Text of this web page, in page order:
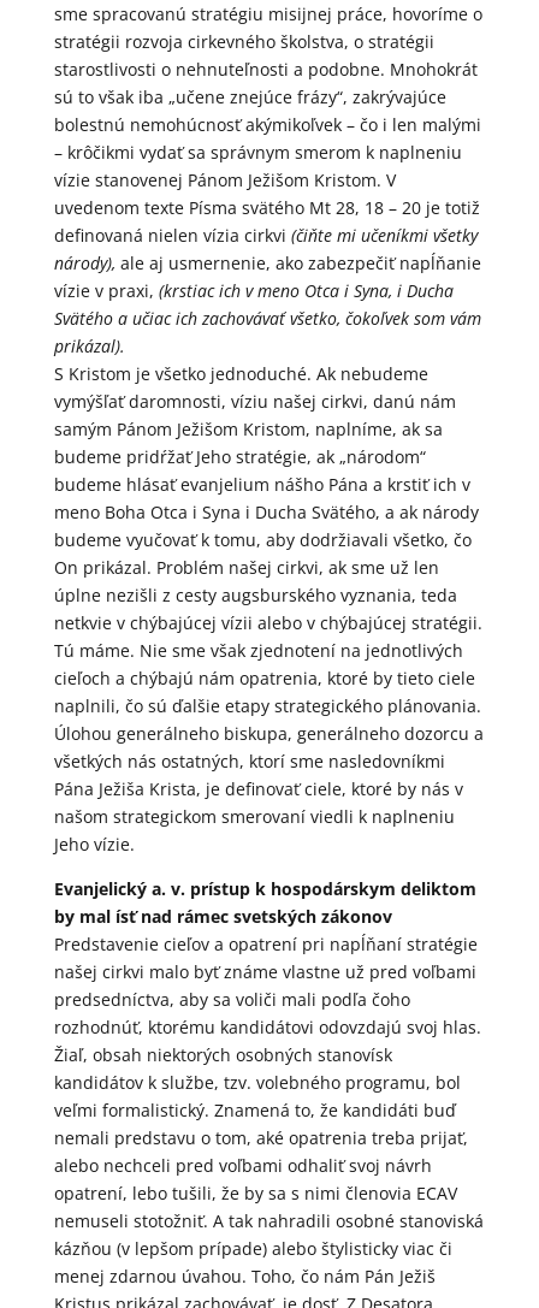
sme spracovanú stratégiu misijnej práce, hovoríme o
stratégii rozvoja cirkevného školstva, o stratégii
starostlivosti o nehnuteľnosti a podobne. Mnohokrát
sú to však iba „učene znejúce frázy“, zakrývajúce
bolestnú nemohúcnosť akýmikoľvek – čo i len malými
– krôčikmi vydať sa správnym smerom k naplneniu
vízie stanovenej Pánom Ježišom Kristom. V
uvedenom texte Písma svätého Mt 28, 18 – 20 je totiž
definovaná nielen vízia cirkvi (čiňte mi učeníkmi všetky
národy), ale aj usmernenie, ako zabezpečiť napĺňanie
vízie v praxi, (krstiac ich v meno Otca i Syna, i Ducha
Svätého a učiac ich zachovávať všetko, čokoľvek som vám
prikázal).
S Kristom je všetko jednoduché. Ak nebudeme
vymýšľať daromnosti, víziu našej cirkvi, danú nám
samým Pánom Ježišom Kristom, naplníme, ak sa
budeme pridŕžať Jeho stratégie, ak „národom“
budeme hlásať evanjelium nášho Pána a krstiť ich v
meno Boha Otca i Syna i Ducha Svätého, a ak národy
budeme vyučovať k tomu, aby dodržiavali všetko, čo
On prikázal. Problém našej cirkvi, ak sme už len
úplne nezišli z cesty augsburského vyznania, teda
netkvie v chýbajúcej vízii alebo v chýbajúcej stratégii.
Tú máme. Nie sme však zjednotení na jednotlivých
cieľoch a chýbajú nám opatrenia, ktoré by tieto ciele
naplnili, čo sú ďalšie etapy strategického plánovania.
Úlohou generálneho biskupa, generálneho dozorcu a
všetkých nás ostatných, ktorí sme nasledovníkmi
Pána Ježiša Krista, je definovať ciele, ktoré by nás v
našom strategickom smerovaní viedli k naplneniu
Jeho vízie.
Evanjelický a. v. prístup k hospodárskym deliktom
by mal ísť nad rámec svetských zákonov
Predstavenie cieľov a opatrení pri napĺňaní stratégie
našej cirkvi malo byť známe vlastne už pred voľbami
predsedníctva, aby sa voliči mali podľa čoho
rozhodnúť, ktorému kandidátovi odovzdajú svoj hlas.
Žiaľ, obsah niektorých osobných stanovísk
kandidátov k službe, tzv. volebného programu, bol
veľmi formalistický. Znamená to, že kandidáti buď
nemali predstavu o tom, aké opatrenia treba prijať,
alebo nechceli pred voľbami odhaliť svoj návrh
opatrení, lebo tušili, že by sa s nimi členovia ECAV
nemuseli stotožniť. A tak nahradili osobné stanoviská
kázňou (v lepšom prípade) alebo štylisticky viac či
menej zdarnou úvahou. Toho, čo nám Pán Ježiš